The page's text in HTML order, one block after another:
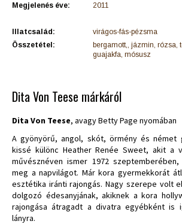
Megjelenés éve: 2011
Illatcsalád:
virágos-fás-pézsma
Összetétel:
bergamott,, jázmin, rózsa,
guajakfa, mósusz
Dita Von Teese márkáról
Dita Von Teese, avagy Betty Page nyomában
A gyönyörű, angol, skót, örmény és német
kissé különc Heather Renée Sweet, akit a
művésznéven ismer 1972 szeptemberében,
meg a napvilágot. Már kora gyermekkorát
esztétika iránti rajongás. Nagy szerepe volt
dolgozó édesanyjának, akiknek a kora
rajongása átragadt a divatra egyébként is
lányra.